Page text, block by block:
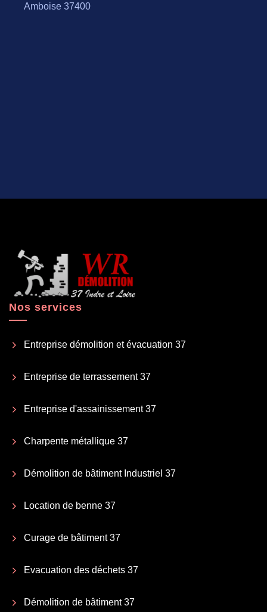
Amboise 37400
Nos services
Entreprise démolition et évacuation 37
Entreprise de terrassement 37
Entreprise d'assainissement 37
Charpente métallique 37
Démolition de bâtiment Industriel 37
Location de benne 37
Curage de bâtiment 37
Evacuation des déchets 37
Démolition de bâtiment 37